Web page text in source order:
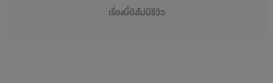
เมืองศรีจำปา ด้วยความแค้นที่ฝังไว้ในสายโลหิตมาหลายชั่วอายุ
เรื่องนี้ยังไม่มีรีวิว